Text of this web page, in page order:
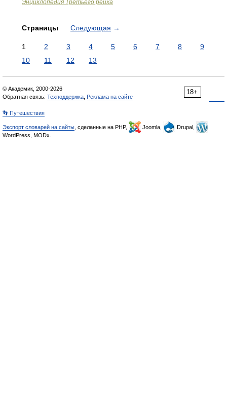
Энциклопедия Третьего рейха
Страницы Следующая →
1 2 3 4 5 6 7 8
9
10
11 12 13
18+
© Академик, 2000-2026
Обратная связь: Техподдержка Реклама на сайте
👣 Путешествия
Экспорт словарей на сайты , сделанные на PHP, Joomla,
Drupal,
WordPress, MODx.